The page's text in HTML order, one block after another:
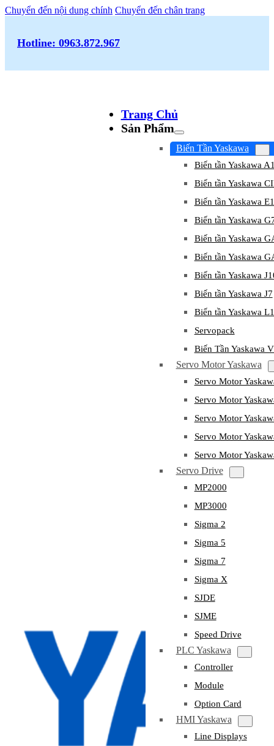
Chuyển đến nội dung chính Chuyển đến chân trang
Hotline: 0963.872.967
Trang Chủ
Sản Phẩm
Biến Tần Yaskawa
Biến tần Yaskawa
Biến tần Yaskawa
Biến tần Yaskawa
Biến tần Yaskawa
Biến tần Yaskawa
Biến tần Yaskawa
Biến tần Yaskawa
Biến tần Yaskawa J7
Biến tần Yaskawa
Servopack
Biến Tần Yaskawa
Servo Motor Yaskawa
Servo Motor
Servo Motor
Servo Motor
Servo Motor
Servo Motor
Servo Drive
MP2000
MP3000
Sigma 2
Sigma 5
Sigma 7
Sigma X
SJDE
SJME
Speed Drive
PLC Yaskawa
Controller
Module
Option Card
HMI Yaskawa
Line Displays